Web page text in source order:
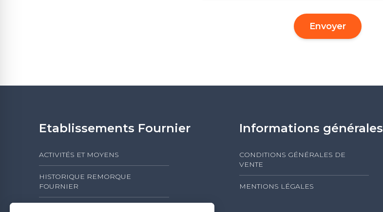
Envoyer
Etablissements Fournier
ACTIVITÉS ET MOYENS
HISTORIQUE REMORQUE
FOURNIER
Informations générales
CONDITIONS GÉNÉRALES DE
VENTE
MENTIONS LÉGALES